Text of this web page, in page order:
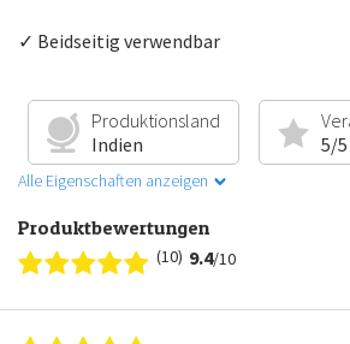
✓ Beidseitig verwendbar
Produktionsland
Indien
5/
Alle Eigenschaften anzeigen
Produktbewertungen
(10) 9.4/10